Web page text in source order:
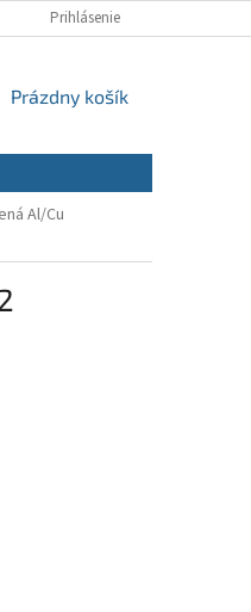
REKLAMAČNÝ FORMULÁR
Prihlásenie
NÁKUPNÝ
Prázdny košík
Al/Cu